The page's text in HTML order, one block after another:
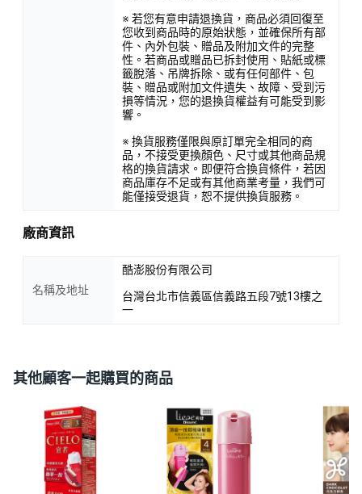
※ 若您有意申請退換貨，商品必須回復至
您收到商品時的原始狀態，並確保所有部
件、內外包裝、贈品及附加文件的完整
性。若商品或贈品已拆封使用、貼紙或標
籤脫落、吊牌拆除、或有任何部件、包
裝、贈品或附加文件遺失、故障、受到污
損等情況，您的退換貨權益有可能受到影
響。
※ 換貨服務僅限與原訂單完全相同的商
品，不接受更換顏色、尺寸或其他商品規
格的換貨請求。即便符合換貨條件，若因
商品庫存不足或有其他商業考量，我們可
能僅接受退貨，恕不提供換貨服務。
廠商資訊
名稱及地址
酷澎股份有限公司
台灣台北市信義區信義路五段7號13樓之
一
其他顧客一起購買的商品